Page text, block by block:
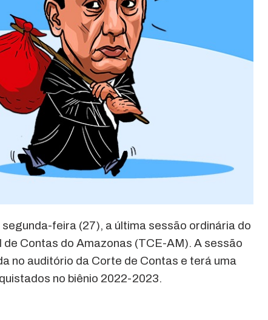
feira (27), a última sessão ordinária do
Contas do Amazonas (TCE-AM). A sessão
no auditório da Corte de Contas e terá uma
no biênio 2022-2023.